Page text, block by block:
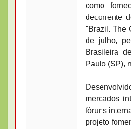
como
decorrente
"Brazil. The
de julho,
Brasileira
Paulo (SP),
mercados
fóruns
projeto